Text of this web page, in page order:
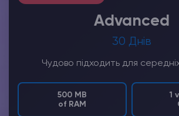
Hytale Hosting 50% OFF
Counter-Strike 2
Ark Survival Evolved
Advanced
30 Днів
Чудово підходить для
500 MB
of RAM
1